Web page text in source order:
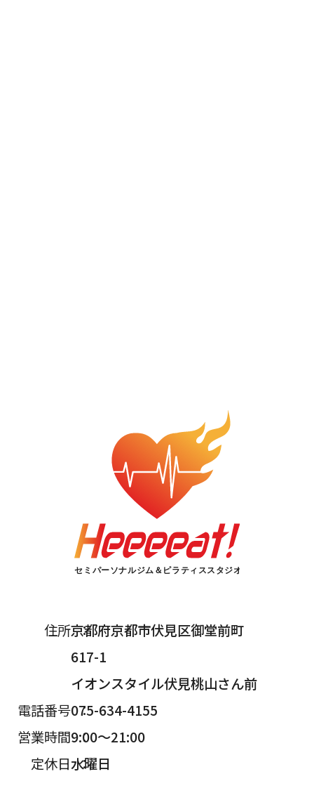
住所京都府京都市伏見区御堂前町
617-1
イオンスタイル伏見桃山さん前
電話番号075-634-4155
営業時間9:00～21:00
定休日水曜日